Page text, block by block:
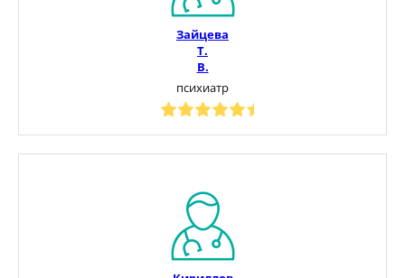
Зайцева
Т.
В.
психиатр